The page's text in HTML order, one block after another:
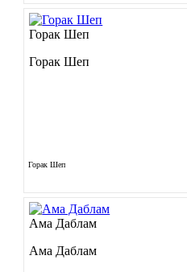
Горак Шеп
Горак Шеп
Горак Шеп
Ама Даблам
Ама Даблам